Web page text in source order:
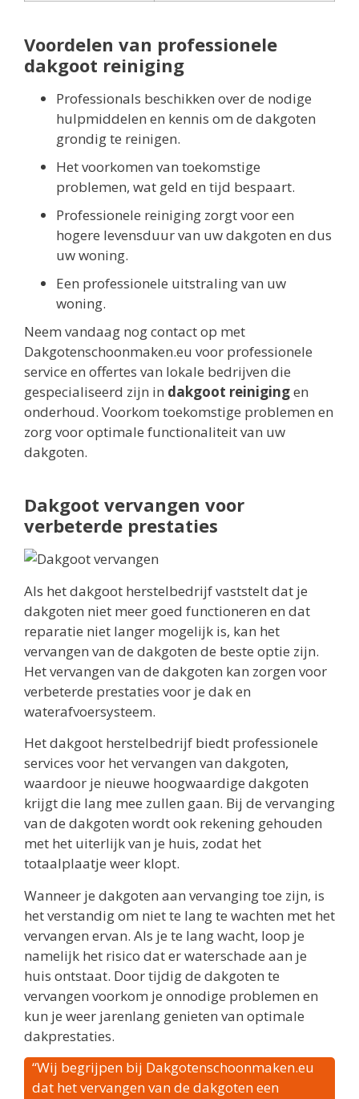
Voordelen van professionele
dakgoot reiniging
Professionals beschikken over de nodige
hulpmiddelen en kennis om de dakgoten
grondig te reinigen.
Het voorkomen van toekomstige
problemen, wat geld en tijd bespaart.
Professionele reiniging zorgt voor een
hogere levensduur van uw dakgoten en dus
uw woning.
Een professionele uitstraling van uw
woning.
Neem vandaag nog contact op met
Dakgotenschoonmaken.eu voor professionele
service en offertes van lokale bedrijven die
gespecialiseerd zijn in dakgoot reinigingen
onderhoud. Voorkom toekomstige problemen en
zorg voor optimale functionaliteit van uw
dakgoten.
Dakgoot vervangen voor
verbeterde prestaties
Als het dakgoot herstelbedrijf vaststelt dat je
dakgoten niet meer goed functioneren en dat
reparatie niet langer mogelijk is, kan het
vervangen van de dakgoten de beste optie zijn.
Het vervangen van de dakgoten kan zorgen voor
verbeterde prestaties voor je dak en
waterafvoersysteem.
Het dakgoot herstelbedrijf biedt professionele
services voor het vervangen van dakgoten,
waardoor je nieuwe hoogwaardige dakgoten
krijgt die lang mee zullen gaan. Bij de vervanging
van de dakgoten wordt ook rekening gehouden
met het uiterlijk van je huis, zodat het
totaalplaatje weer klopt.
Wanneer je dakgoten aan vervanging toe zijn, is
het verstandig om niet te lang te wachten met het
vervangen ervan. Als je te lang wacht, loop je
namelijk het risico dat er waterschade aan je
huis ontstaat. Door tijdig de dakgoten te
vervangen voorkom je onnodige problemen en
kun je weer jarenlang genieten van optimale
dakprestaties.
“Wij begrijpen bij Dakgotenschoonmaken.eu
dat het vervangen van de dakgoten een